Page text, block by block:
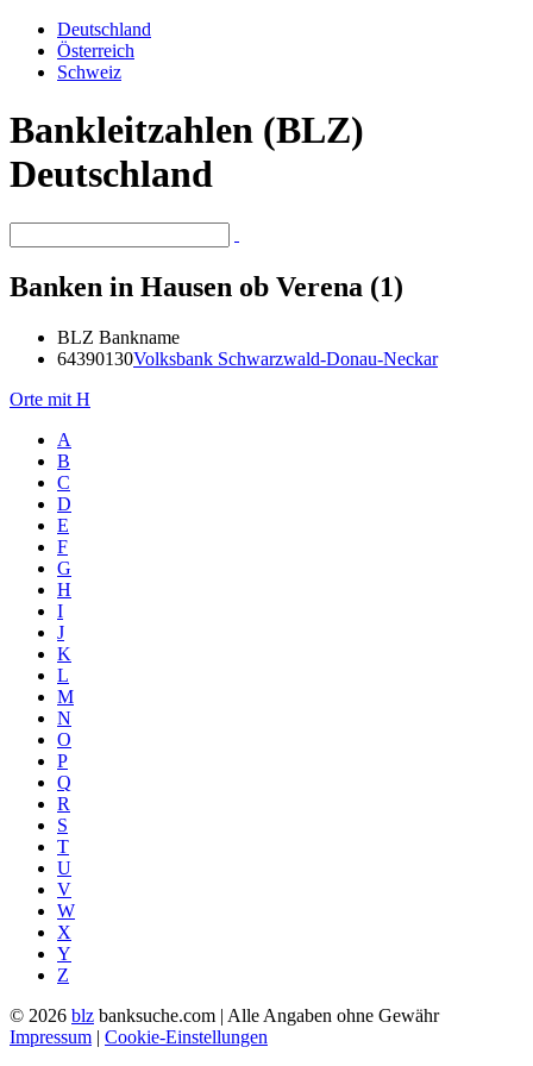
Deutschland
Österreich
Schweiz
Bankleitzahlen (BLZ)
Deutschland
Banken in Hausen ob Verena (1)
BLZ Bankname
64390130Volksbank Schwarzwald-Donau-Neckar
Orte mit H
A
B
C
D
E
F
G
H
I
J
K
L
M
N
O
P
Q
R
S
T
U
V
W
X
Y
Z
© 2026 blz banksuche.com | Alle Angaben ohne Gewähr
Impressum | Cookie-Einstellungen